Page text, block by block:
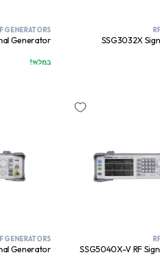
SSG3032X
GENERATORS
Generator
במלאי!
SSG5040X-V RF
GENERATORS
Generator